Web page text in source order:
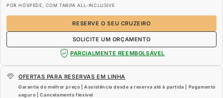
POR HÓSPEDE, COM TARIFA ALL-INCLUSIVE
RESERVE O SEU CRUZEIRO
SOLICITE UM ORÇAMENTO
PARCIALMENTE REEMBOLSÁVEL
OFERTAS PARA RESERVAS EM LINHA
Garantia do melhor preço | Assistência desde a reserva até à partida | Pagamento
seguro | Cancelamento flexível